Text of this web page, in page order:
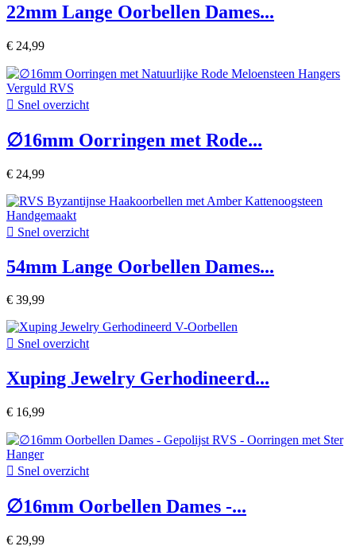
22mm Lange Oorbellen Dames...
€ 24,99
 Snel overzicht
∅16mm Oorringen met Rode...
€ 24,99
 Snel overzicht
54mm Lange Oorbellen Dames...
€ 39,99
 Snel overzicht
Xuping Jewelry Gerhodineerd...
€ 16,99
 Snel overzicht
∅16mm Oorbellen Dames -...
€ 29,99